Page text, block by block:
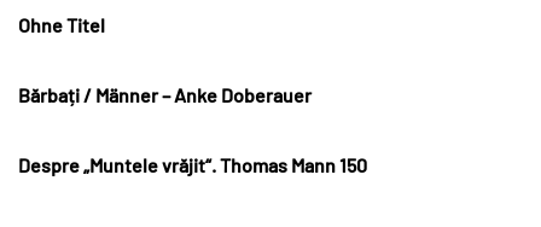
Ohne Titel
Bărbați / Männer – Anke Doberauer
Despre „Muntele vrăjit“. Thomas Mann 150